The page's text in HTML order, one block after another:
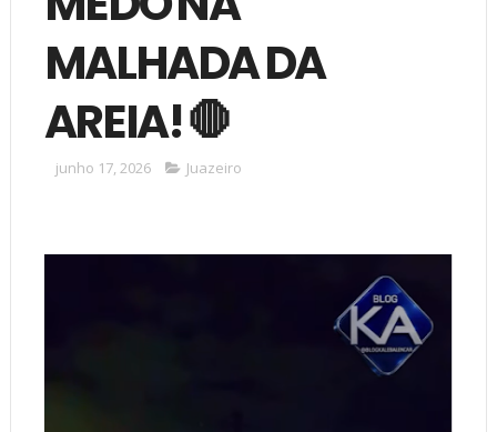
MALHADA DA
AREIA! 🛑
junho 17, 2026 Juazeiro